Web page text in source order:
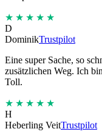
★★★★★
D
DominikTrustpilot
Eine super Sache, so
zusätzlichen Weg. Ich
Toll.
★★★★★
H
Heberling VeitTrustpilot